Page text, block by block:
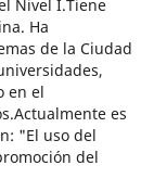
Nivel I.Tiene
Ha
de la Ciudad
en el
es
"El uso del
del